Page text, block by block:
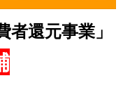
者還元事業」